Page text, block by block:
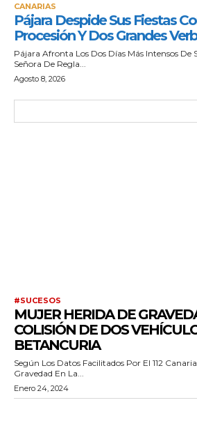
CANARIAS
Pájara Despide Sus Fiestas
Procesión Y Dos Grandes
Pájara Afronta Los Dos Días Más Intensos De
Señora De Regla...
Agosto 8, 2026
#SUCESOS
MUJER HERIDA DE
COLISIÓN DE DOS
BETANCURIA
Según Los Datos Facilitados Por El 112
Gravedad En La...
Enero 24, 2024